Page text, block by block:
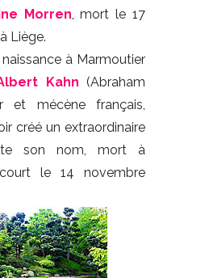
Morren , mort le 17
Liège.
naissance à Marmoutier
Kahn (Abraham
et mécène français,
créé un extraordinaire
son nom, mort à
le 14 novembre